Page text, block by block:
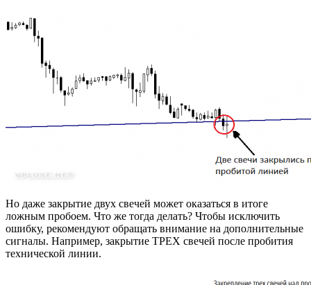
Но даже закрытие двух свечей может оказаться в итоге
ложным пробоем. Что же тогда делать? Чтобы исключить
ошибку, рекомендуют обращать внимание на дополнительные
сигналы. Например, закрытие TРEX свечей после пробития
технической линии.